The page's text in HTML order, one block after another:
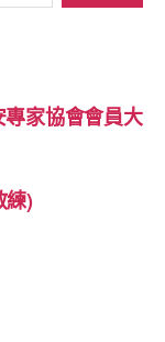
家協會會員大
練)